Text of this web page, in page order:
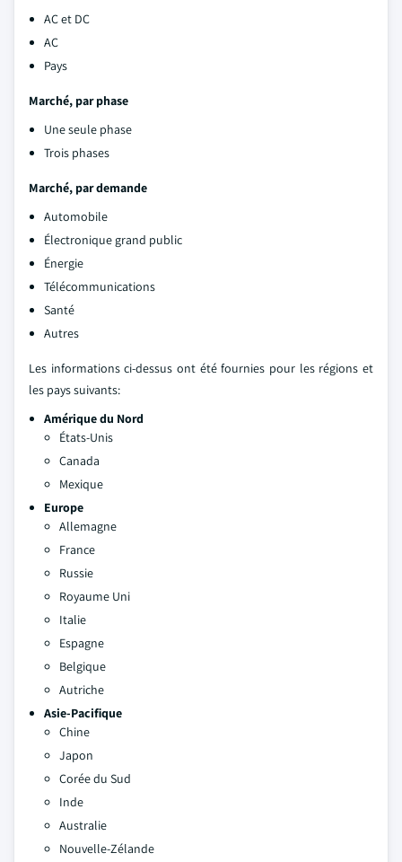
AC et DC
AC
Pays
Marché, par phase
Une seule phase
Trois phases
Marché, par demande
Automobile
Électronique grand public
Énergie
Télécommunications
Santé
Autres
Les informations ci-dessus ont été fournies pour les régions et
les pays suivants:
Amérique du Nord
États-Unis
Canada
Mexique
Europe
Allemagne
France
Russie
Royaume Uni
Italie
Espagne
Belgique
Autriche
Asie-Pacifique
Chine
Japon
Corée du Sud
Inde
Australie
Nouvelle-Zélande